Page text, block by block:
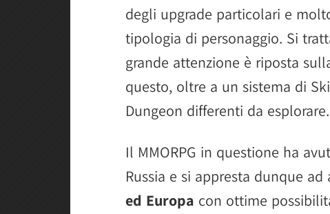
degli upgrade particolari e
tipologia di personaggio. Si
grande attenzione è riposta
questo, oltre a un sistema di
Dungeon differenti da esplorare.
Il MMORPG in questione ha
Russia e si appresta dunque
ed Europa con ottime